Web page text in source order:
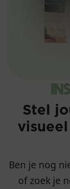
Stel
Ben je nog
of zoek je